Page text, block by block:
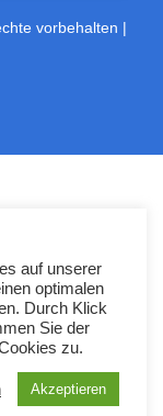
vorbehalten |
auf unserer
optimalen
Durch Klick
Sie der
zu.
Akzeptieren